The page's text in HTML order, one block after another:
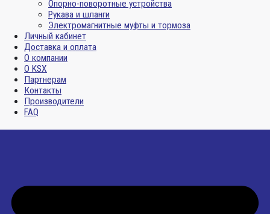
Опорно-поворотные устройства
Рукава и шланги
Электромагнитные муфты и тормоза
Личный кабинет
Доставка и оплата
О компании
О KSX
Партнерам
Контакты
Производители
FAQ